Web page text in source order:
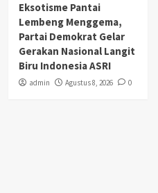
Eksotisme Pantai
Lembeng Menggema,
Partai Demokrat Gelar
Gerakan Nasional Langit
Biru Indonesia ASRI
admin Agustus 8, 2026 0